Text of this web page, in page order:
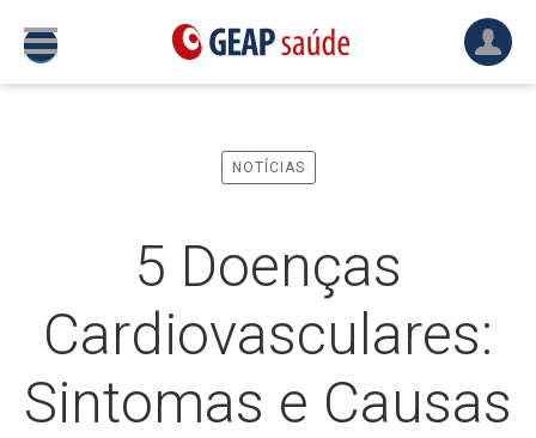
NOTÍCIAS
5 Doenças
Cardiovasculares:
Sintomas e Causas